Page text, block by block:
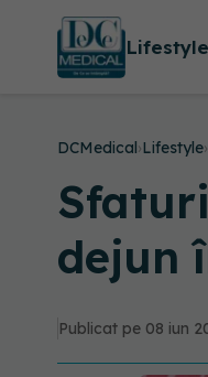
Lifestyle
DCMedical›Lifestyle›
dejun
Publicat pe 08 iun